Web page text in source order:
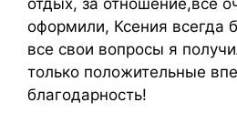
отдых, за отношение,все
оформили, Ксения всегда
все свои вопросы я
только положительные
благодарность!